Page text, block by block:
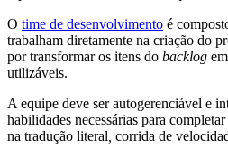
O time de desenvolvimento é
trabalham diretamente na criação do
por transformar os itens do backlog
utilizáveis.
A equipe deve ser autogerenciável e
habilidades necessárias para
na tradução literal corrida de